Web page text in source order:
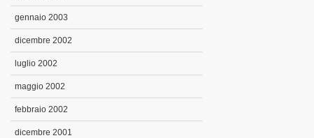
gennaio 2003
dicembre 2002
luglio 2002
maggio 2002
febbraio 2002
dicembre 2001